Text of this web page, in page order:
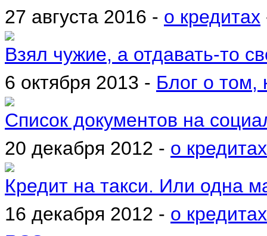
27 августа 2016 - о кредитах
Взял чужие, а отдавать-то
6 октября 2013 - Блог о том,
Список документов на
20 декабря 2012 - о кредитах
Кредит на такси. Или одна
16 декабря 2012 - о кредитах